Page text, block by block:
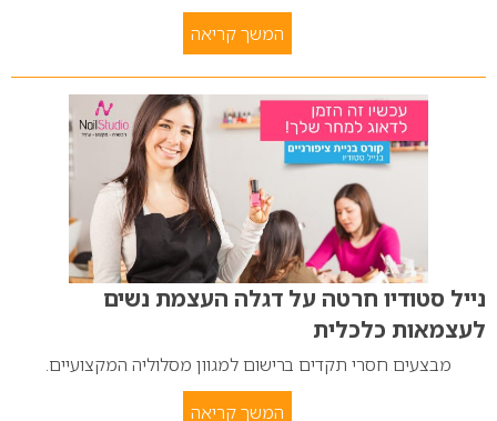
המשך קריאה
נייל סטודיו חרטה על דגלה העצמת נשים
לעצמאות כלכלית
מבצעים חסרי תקדים ברישום למגוון מסלוליה המקצועיים.
המשך קריאה